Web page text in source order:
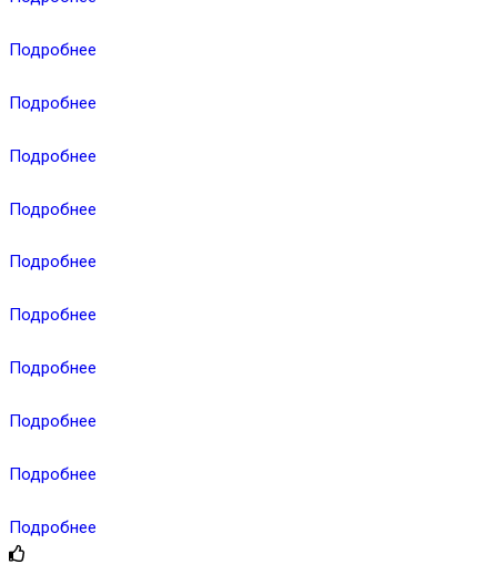
Подробнее
Подробнее
Подробнее
Подробнее
Подробнее
Подробнее
Подробнее
Подробнее
Подробнее
Подробнее